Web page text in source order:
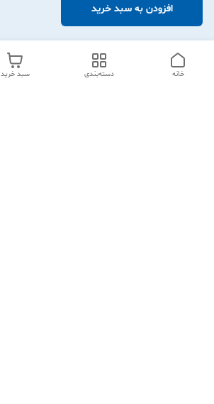
افزودن به سبد خرید
سبد خرید دسته‌بندی خانه